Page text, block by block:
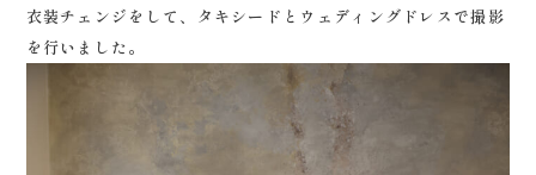
衣装チェンジをして、タキシードとウェディングドレスで撮影
を行いました。